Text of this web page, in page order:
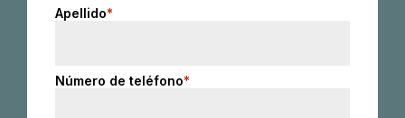
Apellido*
Número de teléfono*